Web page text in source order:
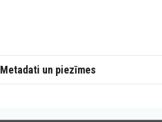
Metadati un piezīmes